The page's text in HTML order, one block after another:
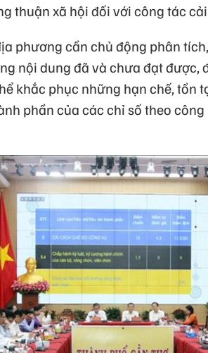
thuận xã hội đối với công tác
phương cần chủ động phân
nội dung đã và chưa đạt được,
khắc phục những hạn chế, tồn
phần của các chỉ số theo